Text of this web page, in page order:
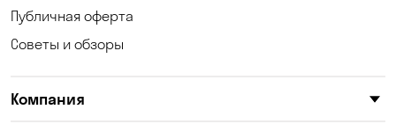
Кременчуг
Кривуши
Публичная оферта
Советы и обзоры
Компания